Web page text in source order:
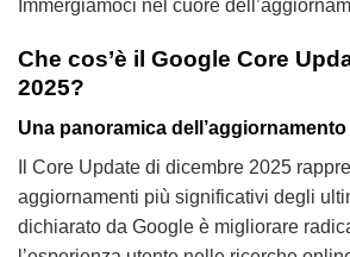
Immergiamoci nel cuore
Che cos’è il Google Core
2025?
Una panoramica dell’aggiornamento
Il Core Update di dicembre 2025
aggiornamenti più significativi degli
dichiarato da Google è migliorare